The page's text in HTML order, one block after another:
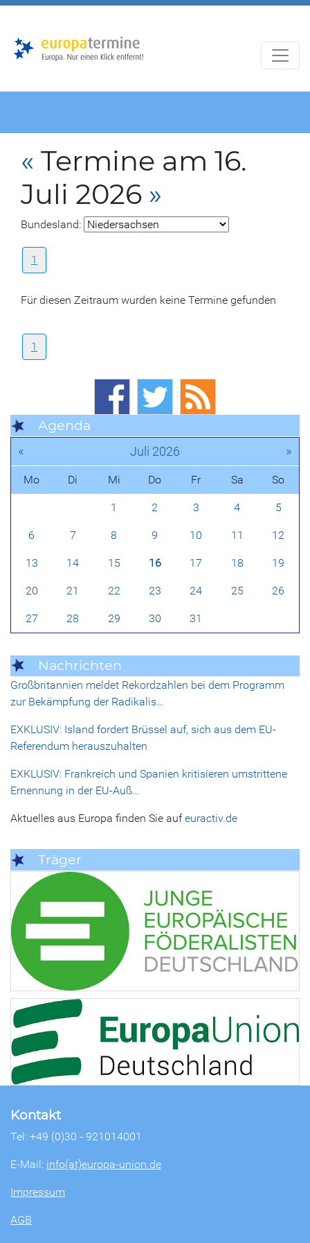
« Termine am 16.
Juli 2026 »
Bundesland:
1
Für diesen Zeitraum wurden keine Termine gefunden
1
Agenda
« Juli 2026 »
Mo Di Mi Do Fr Sa So
1 2 3 4 5
6 7 8 9 10 11 12
13 14 15 16 17 18 19
20 21 22 23 24 25 26
27 28 29 30 31
Nachrichten
Großbritannien meldet Rekordzahlen bei dem Programm
zur Bekämpfung der Radikalis…
EXKLUSIV: Island fordert Brüssel auf, sich aus dem EU-
Referendum herauszuhalten
EXKLUSIV: Frankreich und Spanien kritisieren umstrittene
Ernennung in der EU-Auß…
Aktuelles aus Europa finden Sie aufeuractiv.de
Träger
Kontakt
Tel: +49 (0)30 - 921014001
E-Mail: info(at)europa-union.de
Impressum
AGB